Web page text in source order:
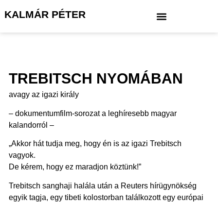
KALMÁR PÉTER
TREBITSCH NYOMÁBAN
avagy az igazi király
– dokumentumfilm-sorozat a leghíresebb magyar
kalandorról –
„Akkor hát tudja meg, hogy én is az igazi Trebitsch
vagyok.
De kérem, hogy ez maradjon köztünk!”
Trebitsch sanghaji halála után a Reuters hírügynökség
egyik tagja, egy tibeti kolostorban találkozott egy európai